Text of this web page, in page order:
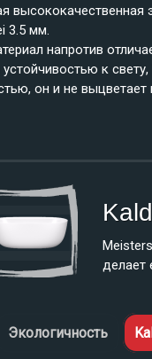
высококачественная
3.5 мм.
напротив
к
он и не выцветает
делает
Экологичность